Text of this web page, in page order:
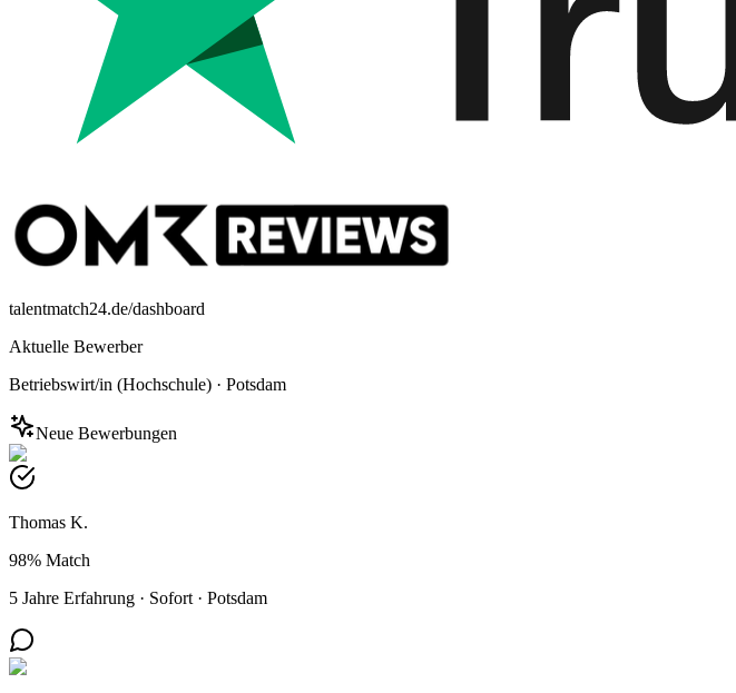
talentmatch24.de/dashboard
Aktuelle Bewerber
Betriebswirt/in (Hochschule) · Potsdam
Neue Bewerbungen
Thomas K.
98% Match
5 Jahre Erfahrung · Sofort · Potsdam